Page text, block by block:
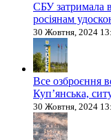
СБУ затримала
росіянам
30 Жовтня, 2024
Все озброєння
Куп’янська,
30 Жовтня, 2024